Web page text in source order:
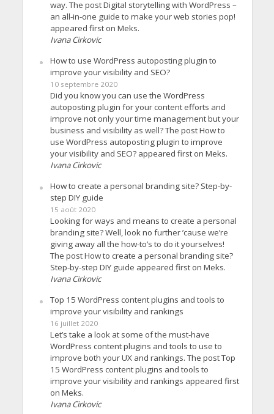
way. The post Digital storytelling with WordPress –
an all-in-one guide to make your web stories pop!
appeared first on Meks.
Ivana Cirkovic
How to use WordPress autoposting plugin to
improve your visibility and SEO?
10 septembre 2020
Did you know you can use the WordPress
autoposting plugin for your content efforts and
improve not only your time management but your
business and visibility as well? The post How to
use WordPress autoposting plugin to improve
your visibility and SEO? appeared first on Meks.
Ivana Cirkovic
How to create a personal branding site? Step-by-
step DIY guide
15 août 2020
Looking for ways and means to create a personal
branding site? Well, look no further ’cause we’re
giving away all the how-to’s to do it yourselves!
The post How to create a personal branding site?
Step-by-step DIY guide appeared first on Meks.
Ivana Cirkovic
Top 15 WordPress content plugins and tools to
improve your visibility and rankings
16 juillet 2020
Let’s take a look at some of the must-have
WordPress content plugins and tools to use to
improve both your UX and rankings. The post Top
15 WordPress content plugins and tools to
improve your visibility and rankings appeared first
on Meks.
Ivana Cirkovic